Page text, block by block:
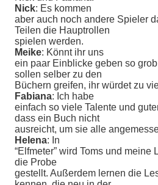
Nick: Es kommen
aber auch noch andere Spieler
Teilen die Hauptrollen
spielen werden.
Meike: Könnt ihr uns
ein paar Einblicke geben so
sollen selber zu den
Büchern greifen, ihr würdet zu
Fabiana: Ich habe
einfach so viele Talente und
dass ein Buch nicht
ausreicht, um sie alle
Helena: In
“Elfmeter” wird Toms und meine
die Probe
gestellt. Außerdem lernen die